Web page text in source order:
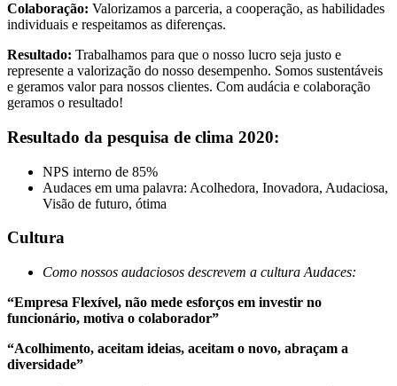
Colaboração: Valorizamos a parceria, a cooperação,​ as habilidades
individuais e respeitamos as diferenças.
Resultado: Trabalhamos para que o nosso lucro​ seja justo e
represente a valorização do nosso​ desempenho. Somos sustentáveis
e geramos valor​ para nossos clientes. Com audácia e colaboração
geramos o resultado!
Resultado da pesquisa de clima 2020:
NPS interno de 85%
Audaces em uma palavra: Acolhedora, Inovadora, Audaciosa,
Visão de futuro, ótima
Cultura
Como nossos audaciosos descrevem a cultura Audaces:
“Empresa Flexível, não mede esforços em investir no
funcionário, motiva o colaborador”
“Acolhimento, aceitam ideias, aceitam o novo, abraçam a
diversidade”